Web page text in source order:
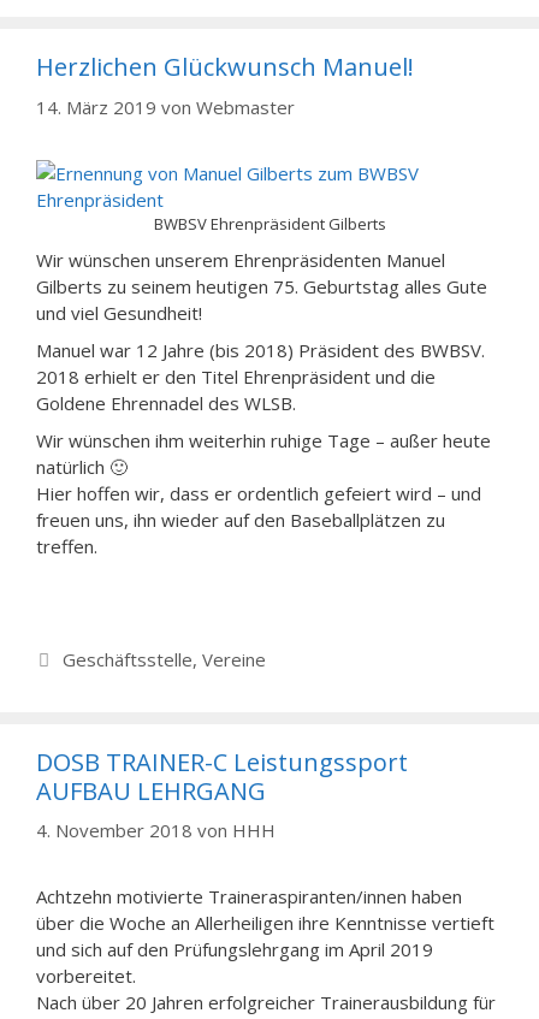
Herzlichen Glückwunsch Manuel!
14. März 2019 von Webmaster
BWBSV Ehrenpräsident Gilberts
Wir wünschen unserem Ehrenpräsidenten Manuel
Gilberts zu seinem heutigen 75. Geburtstag alles Gute
und viel Gesundheit!
Manuel war 12 Jahre (bis 2018) Präsident des BWBSV.
2018 erhielt er den Titel Ehrenpräsident und die
Goldene Ehrennadel des WLSB.
Wir wünschen ihm weiterhin ruhige Tage – außer heute
natürlich 🙂
Hier hoffen wir, dass er ordentlich gefeiert wird – und
freuen uns, ihn wieder auf den Baseballplätzen zu
treffen.
Kategorien
Geschäftsstelle, Vereine
DOSB TRAINER-C Leistungssport
AUFBAU LEHRGANG
4. November 2018 von HHH
Achtzehn motivierte Traineraspiranten/innen haben
über die Woche an Allerheiligen ihre Kenntnisse vertieft
und sich auf den Prüfungslehrgang im April 2019
vorbereitet.
Nach über 20 Jahren erfolgreicher Trainerausbildung für